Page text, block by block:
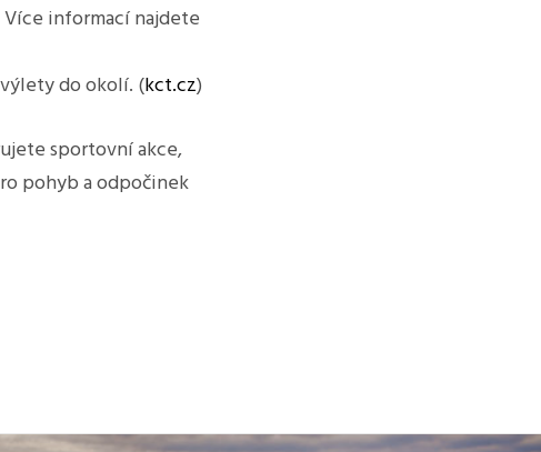
informací najdete
do okolí. (kct.cz)
sportovní akce,
pohyb a odpočinek